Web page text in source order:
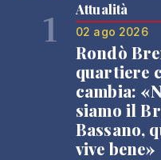
1 Attualità
02 ago 2026
Rondò
quartiere
cambia:
siamo il
Bassano,
vive bene»